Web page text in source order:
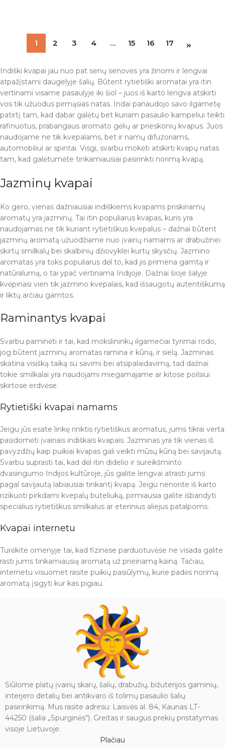
1 2 3 4 … 15 16 17
Indiški kvapai jau nuo pat senų senovės yra žinomi ir lengvai
atpažįstami daugelyje šalių. Būtent rytietiški aromatai yra itin
vertinami visame pasaulyje iki šiol – juos iš karto lengva atskirti
vos tik užuodus pirmąsias natas. Indai panaudojo savo ilgametę
patirtį tam, kad dabar galėtų bet kuriam pasaulio kampeliui teikti
rafinuotus, prabangaus aromato gėlių ar prieskonių kvapus. Juos
naudojame ne tik kvepalams, bet ir namų difuzoriams,
automobiliui ar spintai. Visgi, svarbu mokėti atskirti kvapų natas
tam, kad galėtumėte tinkamiausiai pasirinkti norimą kvapą.
Jazminų kvapai
Ko gero, vienas dažniausiai indiškiems kvapams priskiriamų
aromatų yra jazminų. Tai itin populiarus kvapas, kuris yra
naudojamas ne tik kuriant rytietiškus kvepalus – dažnai būtent
jazminų aromatą užuodžiame nuo įvairių namams ar drabužinei
skirtų smilkalų bei skalbinių džiovyklei kurtų skysčių. Jazmino
aromatas yra toks populiarus dėl to, kad jis primena gamtą ir
natūralumą, o tai ypač vertinama Indijoje. Dažnai šioje šalyje
kvėpinasi vien tik jazmino kvepalais, kad išsaugotų autentiškumą
ir liktų arčiau gamtos.
Raminantys kvapai
Svarbu paminėti ir tai, kad mokslininkų ilgamečiai tyrimai rodo,
jog būtent jazminų aromatas ramina ir kūną, ir sielą. Jazminas
skatina visišką taiką su savimi bei atsipalaidavimą, tad dažnai
tokie smilkalai yra naudojami miegamajame ar kitose poilsiui
skirtose erdvėse.
Rytietiški kvapai namams
Jeigu jūs esate linkę rinktis rytietiškus aromatus, jums tikrai verta
pasidomėti įvairiais indiškais kvapais. Jazminas yra tik vienas iš
pavyzdžių kaip puikiai kvapas gali veikti mūsų kūną bei savijautą.
Svarbu suprasti tai, kad dėl itin didelio ir sureikšminto
dvasingumo Indijos kultūroje, jūs galite lengvai atrasti jums
pagal savijautą labiausiai tinkantį kvapą. Jeigu nenorite iš karto
rizikuoti pirkdami kvepalų buteliuką, pirmiausia galite išbandyti
specialius rytietiškus smilkalus ar eterinius aliejus patalpoms.
Kvapai internetu
Turėkite omenyje tai, kad fizinėse parduotuvėse ne visada galite
rasti jums tinkamiausią aromatą už prieinamą kainą. Tačiau,
internetu visuomet rasite puikių pasiūlymų, kurie padės norimą
aromatą įsigyti kur kas pigiau.
Siūlome platų įvairių skarų, šalių, drabužių, bižuterijos gaminių,
interjero detalių bei antikvaro iš tolimų pasaulio šalių
pasirinkimą. Mus rasite adresu: Laisvės al. 84, Kaunas LT-
44250 (šalia „Spurginės“). Greitas ir saugus prekių pristatymas
visoje Lietuvoje.
Plačiau